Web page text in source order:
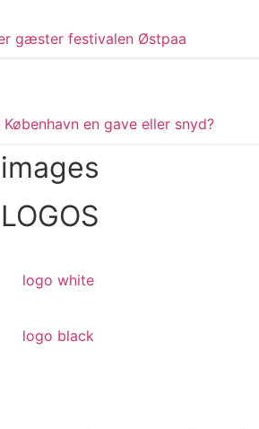
gæster festivalen Østpaa
en gave eller snyd?
logo white
logo black